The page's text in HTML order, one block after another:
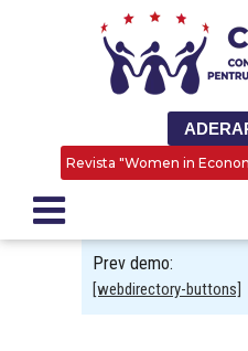
Revista "Women in
Prev demo:
[webdirectory-buttons]